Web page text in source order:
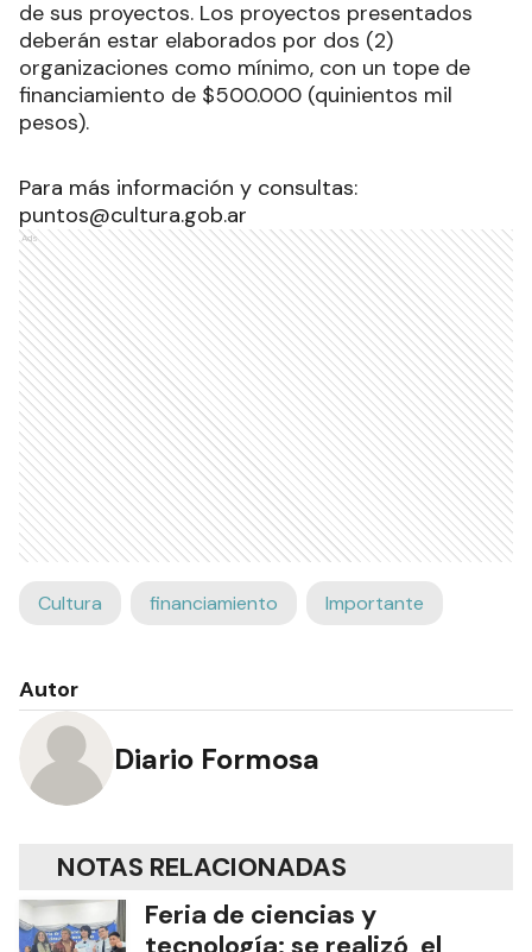
de sus proyectos. Los proyectos presentados
deberán estar elaborados por dos (2)
organizaciones como mínimo, con un tope de
financiamiento de $500.000 (quinientos mil
pesos).
Para más información y consultas:
puntos@cultura.gob.ar
Ads
Cultura financiamiento Importante
Autor
Diario Formosa
NOTAS RELACIONADAS
Feria de ciencias y